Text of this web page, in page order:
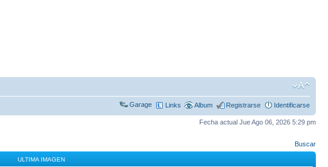
Garage Links Album Registrarse Identificarse
Fecha actual Jue Ago 06, 2026 5:29 pm
Buscar
ULTIMA IMAGEN